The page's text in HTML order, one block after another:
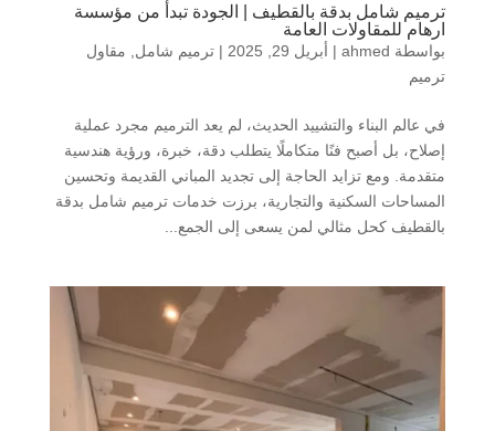
ترميم شامل بدقة بالقطيف | الجودة تبدأ من مؤسسة
ارهام للمقاولات العامة
بواسطة ahmed
| أبريل 29, 2025 | ترميم شامل
مقاول
ترميم
في عالم البناء والتشييد الحديث، لم يعد الترميم مجرد عملية
إصلاح، بل أصبح فنًا متكاملًا يتطلب دقة، خبرة، ورؤية هندسية
متقدمة. ومع تزايد الحاجة إلى تجديد المباني القديمة وتحسين
المساحات السكنية والتجارية، برزت خدمات ترميم شامل بدقة
بالقطيف كحل مثالي لمن يسعى إلى الجمع...